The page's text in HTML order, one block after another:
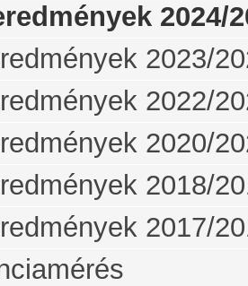
2024/
2023/
2022/
2020/
2018/
2017/